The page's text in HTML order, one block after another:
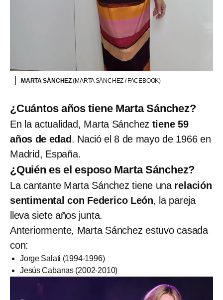
MARTA SÁNCHEZ(MARTA SÁNCHEZ / FACEBOOK)
¿Cuántos años tiene Marta Sánchez?
En la actualidad, Marta Sánchez tiene 59
años de edad. Nació el 8 de mayo de 1966 en
Madrid, España.
¿Quién es el esposo Marta Sánchez?
La cantante Marta Sánchez tiene una relación
sentimental con Federico León, la pareja
lleva siete años junta.
Anteriormente, Marta Sánchez estuvo casada
con:
Jorge Salati (1994-1996)
Jesús Cabanas (2002-2010)